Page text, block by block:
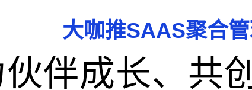
大咖推SAAS聚合
伴成长、共